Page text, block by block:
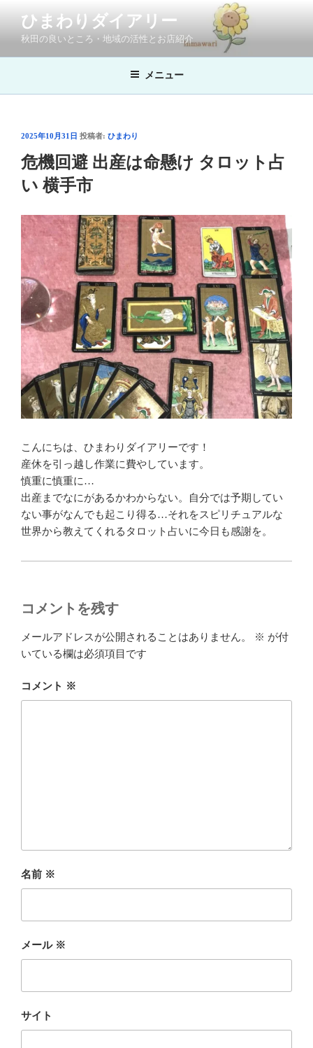
ン
へ
ひまわりダイアリー
秋田の良いところ・地域の活性とお店紹介
メニュー
投
日:
2025年10月31日 投稿者: ひまわり
危機回避 出産は命懸け タロット占
い 横手市
こんにちは、ひまわりダイアリーです！
産休を引っ越し作業に費やしています。
慎重に慎重に…
出産までなにがあるかわからない。自分では予期してい
ない事がなんでも起こり得る…それをスピリチュアルな
世界から教えてくれるタロット占いに今日も感謝を。
コメントを残す
メールアドレスが公開されることはありません。 ※ が付
いている欄は必須項目です
コメント ※
名前 ※
メール ※
サイト